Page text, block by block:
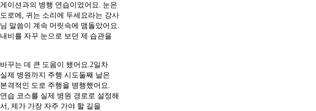
게이션과의 병행 연습이었어요. 눈은
도로에, 귀는 소리에 두세요라는 강사
님 말씀이 계속 머릿속에 맴돌았어요.
내비를 자꾸 눈으로 보던 제 습관을
바꾸는 데 큰 도움이 됐어요.2일차
실제 병원까지 주행 시도둘째 날은
본격적인 도로 주행을 병행했어요.
연습 코스를 실제 병원 경로로 설정해
서, 제가 가장 자주 가야 할 길을